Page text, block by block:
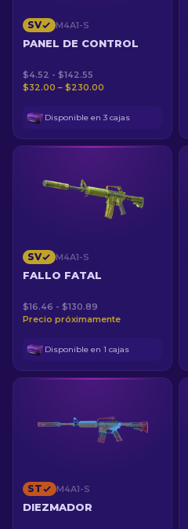
SV M4A1-S
PANEL DE CONTROL
$4.52 - $142.55
$32.00 – $230.00
Disponible en 3 cajas
SV M4A1-S
FALLO FATAL
$16.46 - $130.89
Precio próximamente
Disponible en 1 cajas
ST M4A1-S
DIEZMADOR